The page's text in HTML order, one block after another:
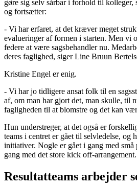
gøre sig selv sårbar i forhold til kolleger,
og fortsætter:
- Vi har erfaret, at det kræver meget
evalueringer af formen i starten. Men vi
federe at være sagsbehandler nu.
deres faglighed, siger Line Bruun
Kristine Engel er enig.
- Vi har jo tidligere ansat folk til en
af, om man har gjort det, man skulle, til
fagligheden til at blomstre og det kan
Hun understreger, at det også er
teams i centret er gået til selvledelse, og
initiativer. Nogle er gået i gang med små
gang med det store kick off-arrangement.
Resultatteams arbejder